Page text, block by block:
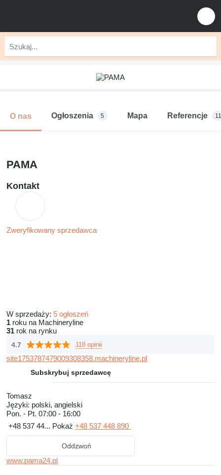
O nas Ogłoszenia 5 Mapa Referencje
PAMA
Kontakt
Zweryfikowany sprzedawca
W sprzedaży: 5 ogłoszeń
1 roku na Machineryline
31 rok na rynku
4.7 118 opinii
site1753787479009308358.machineryline.pl
Subskrybuj sprzedawcę
Tomasz
Języki: polski, angielski
Pon. - Pt. 07:00 - 16:00
+48 537 44... Pokaż +48 537 448 890
Oddzwoń
www.pama24.pl